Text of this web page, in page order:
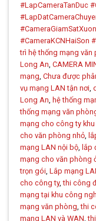
#LapCameraTanDuc
#CameraKCNHaiSon
trì hệ thống mạng văn
Long An,CAMERA
mạng,Chưa được
vụ mạng LAN tận nơi,
Long An, hệ thống
thống mạng văn
mạng cho công ty
cho văn phòng nhỏ,
mạng LAN nội bộ, lắp
mạng cho văn phòng
trọn gói,Lắp mạng
cho công ty,thi công
mạng tại khu công
mạng văn phòng,thi
mạng LAN và WAN,